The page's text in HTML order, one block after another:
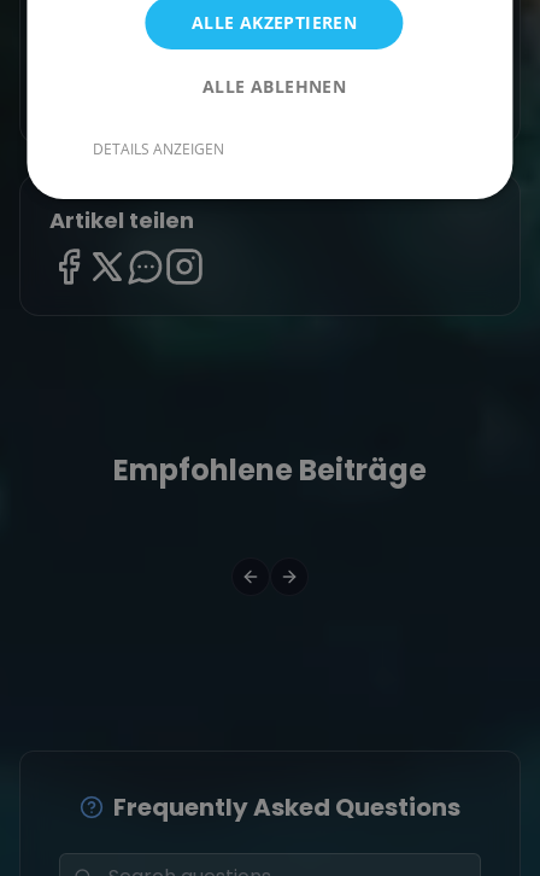
Finde deinen perfekten Segeltörn
Törns ansehen
Artikel teilen
Empfohlene Beiträge
Frequently Asked Questions
ALLE AKZEPTIEREN
ALLE ABLEHNEN
DETAILS ANZEIGEN